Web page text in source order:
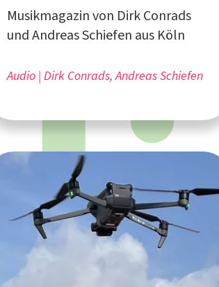
Musikmagazin von Dirk Conrads
und Andreas Schiefen aus Köln
Audio Dirk Conrads, Andreas Schiefen